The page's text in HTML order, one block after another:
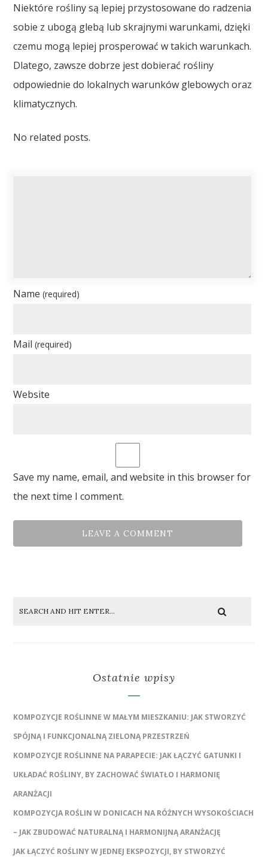
Niektóre rośliny są lepiej przystosowane do radzenia
sobie z ubogą glebą lub skrajnymi warunkami, dzięki
czemu mogą lepiej prosperować w takich warunkach.
Dlatego, zawsze dobrze jest dobierać rośliny
odpowiednie do lokalnych warunków glebowych oraz
klimatycznych.
No related posts.
Name(required)
Mail(required)
Website
Save my name, email, and website in this browser for
the next time I comment.
Ostatnie wpisy
KOMPOZYCJE ROŚLINNE W MAŁYM MIESZKANIU: JAK STWORZYĆ
SPÓJNĄ I FUNKCJONALNĄ ZIELONĄ PRZESTRZEŃ
KOMPOZYCJE ROŚLINNE NA PARAPECIE: JAK ŁĄCZYĆ GATUNKI I
UKŁADAĆ ROŚLINY, BY ZACHOWAĆ ŚWIATŁO I HARMONIĘ
ARANŻACJI
KOMPOZYCJA ROŚLIN W DONICACH NA RÓŻNYCH WYSOKOŚCIACH
– JAK ZBUDOWAĆ NATURALNĄ I HARMONIJNĄ ARANŻACJĘ
JAK ŁĄCZYĆ ROŚLINY W JEDNEJ EKSPOZYCJI, BY STWORZYĆ